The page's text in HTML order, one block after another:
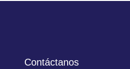
Contáctanos